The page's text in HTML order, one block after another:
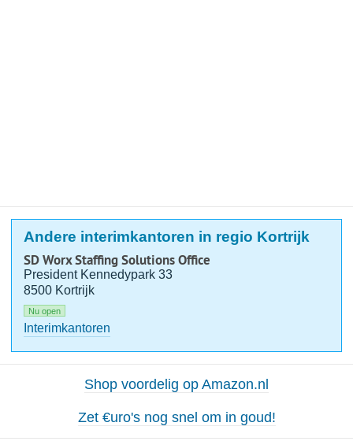
Andere interimkantoren in regio Kortrijk
SD Worx Staffing Solutions Office
President Kennedypark 33
8500 Kortrijk
Nu open
Interimkantoren
Shop voordelig op Amazon.nl
Zet €uro's nog snel om in goud!